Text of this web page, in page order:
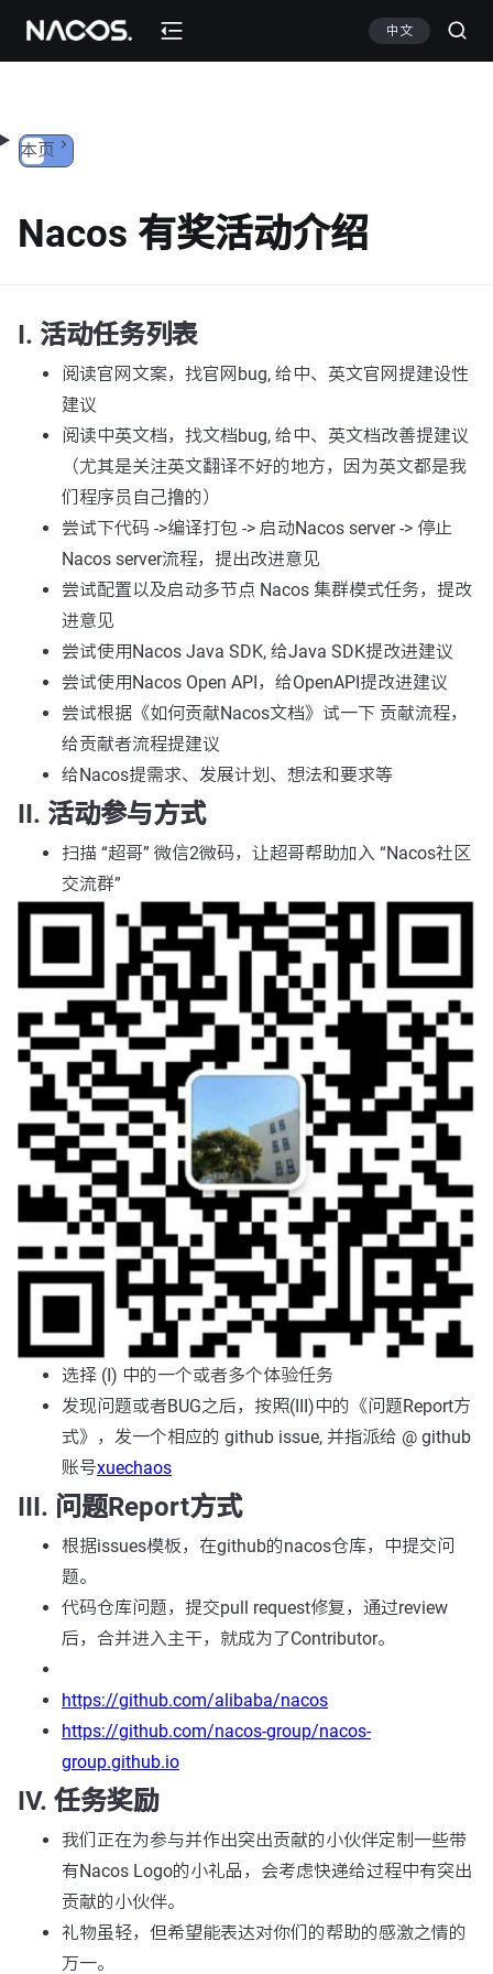
跳转到内容 中文
本页
Nacos 有奖活动介绍
I. 活动任务列表
阅读官网文案，找官网bug, 给中、英文官网提建设性
建议
阅读中英文档，找文档bug, 给中、英文档改善提建议
（尤其是关注英文翻译不好的地方，因为英文都是我
们程序员自己撸的）
尝试下代码 ->编译打包 -> 启动Nacos server -> 停止
Nacos server流程，提出改进意见
尝试配置以及启动多节点 Nacos 集群模式任务，提改
进意见
尝试使用Nacos Java SDK, 给Java SDK提改进建议
尝试使用Nacos Open API，给OpenAPI提改进建议
尝试根据《如何贡献Nacos文档》试一下 贡献流程，
给贡献者流程提建议
给Nacos提需求、发展计划、想法和要求等
II. 活动参与方式
扫描 “超哥” 微信2微码，让超哥帮助加入 “Nacos社区
交流群”
选择 (I) 中的一个或者多个体验任务
发现问题或者BUG之后，按照(III)中的《问题Report方
式》，发一个相应的 github issue, 并指派给 @ github
账号xuechaos
III. 问题Report方式
根据issues模板，在github的nacos仓库，中提交问
题。
代码仓库问题，提交pull request修复，通过review
后，合并进入主干，就成为了Contributor。
https://github.com/alibaba/nacos
https://github.com/nacos-group/nacos-
group.github.io
IV. 任务奖励
我们正在为参与并作出突出贡献的小伙伴定制一些带
有Nacos Logo的小礼品，会考虑快递给过程中有突出
贡献的小伙伴。
礼物虽轻，但希望能表达对你们的帮助的感激之情的
万一。